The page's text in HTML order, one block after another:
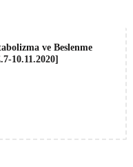
ve Beslenme
10.11.2020]